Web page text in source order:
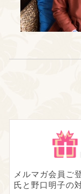
メルマガ会員ご
氏と野口明子の